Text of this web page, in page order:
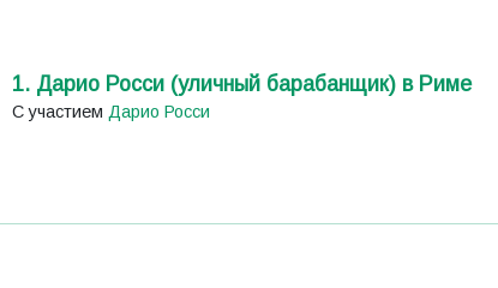
1. Дарио Росси (уличный барабанщик) в Риме
С участием Дарио Росси